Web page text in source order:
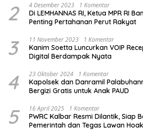
2 4 Desember 2023 1 Komentar
Di LEMHANNAS RI, Ketua MPR RI
Penting Pertahanan Perut Rakyat
3 11 November 2023 1 Komentar
Kanim Soetta Luncurkan VOIP
Digital Berdampak Nyata
4 23 Oktober 2024 1 Komentar
Kapolsek dan Danramil
Bergizi Gratis untuk Anak PAUD
5 16 April 2025 1 Komentar
PWRC Kalbar Resmi Dilantik, Siap
Pemerintah dan Tegas Lawan